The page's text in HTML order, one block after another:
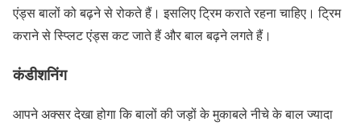
एंड्स बालों को बढ़ने से रोकते हैं। इसलिए ट्रिम कराते रहना चाहिए। ट्रिम
कराने से स्प्लिट एंड्स कट जाते हैं और बाल बढ़ने लगते हैं।
कंडीशनिंग
आपने अक्सर देखा होगा कि बालों की जड़ों के मुकाबले नीचे के बाल ज्यादा